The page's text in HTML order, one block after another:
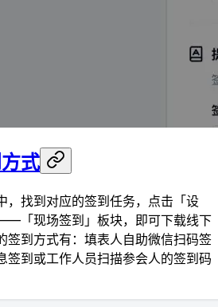
式
，找到对应的签到任务，点击「设
「现场签到」板块，即可下载线下
签到方式有：填表人自助微信扫码签
签到或工作人员扫描参会人的签到码